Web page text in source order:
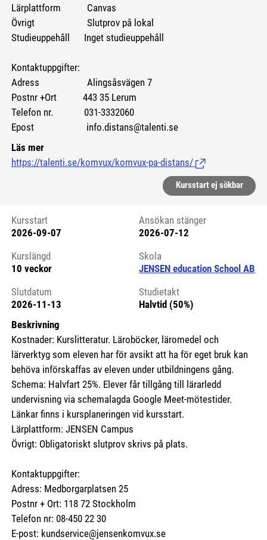
Lärplattform Canvas
Övrigt Slutprov på lokal
Studieuppehåll Inget studieuppehåll
Kontaktuppgifter:
Adress Alingsåsvägen 7
Postnr +Ort 443 35 Lerum
Telefon nr. 031-3332060
Epost info.distans@talenti.se
Läs mer
https://talenti.se/komvux/komvux-pa-distans/ (Länk till extern
Kursstart ej sökbar
Kursstart 6101728
Kursstart
2026-09-07
Ansökan stänger
2026-07-12
Kurslängd
10 veckor
Skola
JENSEN education School AB
Slutdatum
2026-11-13
Studietakt
Halvtid (50%)
Beskrivning
Kostnader: Kurslitteratur. Läroböcker, läromedel och
lärverktyg som eleven har för avsikt att ha för eget bruk kan
behöva införskaffas av eleven under utbildningens gång.
Schema: Halvfart 25%. Elever får tillgång till lärarledd
undervisning via schemalagda Google Meet-mötestider.
Länkar finns i kursplaneringen vid kursstart.
Lärplattform: JENSEN Campus
Övrigt: Obligatoriskt slutprov skrivs på plats.
Kontaktuppgifter:
Adress: Medborgarplatsen 25
Postnr + Ort: 118 72 Stockholm
Telefon nr: 08-450 22 30
E-post: kundservice@jensenkomvux.se